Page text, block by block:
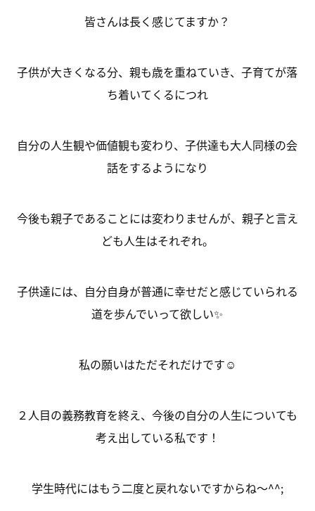
皆さんは長く感じてますか？
子供が大きくなる分、親も歳を重ねていき、子育てが落
ち着いてくるにつれ
自分の人生観や価値観も変わり、子供達も大人同様の会
話をするようになり
今後も親子であることには変わりませんが、親子と言え
ども人生はそれぞれ。
子供達には、自分自身が普通に幸せだと感じていられる
道を歩んでいって欲しい✨
私の願いはただそれだけです☺
２人目の義務教育を終え、今後の自分の人生についても
考え出している私です！
学生時代にはもう二度と戻れないですからね～^^;